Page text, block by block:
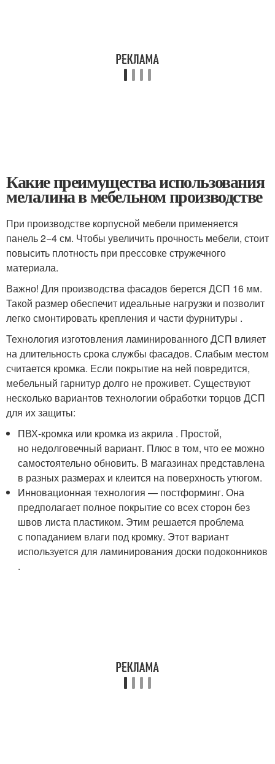
Какие преимущества использования
мелалина в мебельном производстве
При производстве корпусной мебели применяется
панель 2−4 см. Чтобы увеличить прочность мебели, стоит
повысить плотность при прессовке стружечного
материала.
Важно! Для производства фасадов берется ДСП 16 мм.
Такой размер обеспечит идеальные нагрузки и позволит
легко смонтировать крепления и части фурнитуры .
Технология изготовления ламинированного ДСП влияет
на длительность срока службы фасадов. Слабым местом
считается кромка. Если покрытие на ней повредится,
мебельный гарнитур долго не проживет. Существуют
несколько вариантов технологии обработки торцов ДСП
для их защиты:
ПВХ-кромка или кромка из акрила . Простой,
но недолговечный вариант. Плюс в том, что ее можно
самостоятельно обновить. В магазинах представлена
в разных размерах и клеится на поверхность утюгом.
Инновационная технология — постформинг. Она
предполагает полное покрытие со всех сторон без
швов листа пластиком. Этим решается проблема
с попаданием влаги под кромку. Этот вариант
используется для ламинирования доски подоконников
.